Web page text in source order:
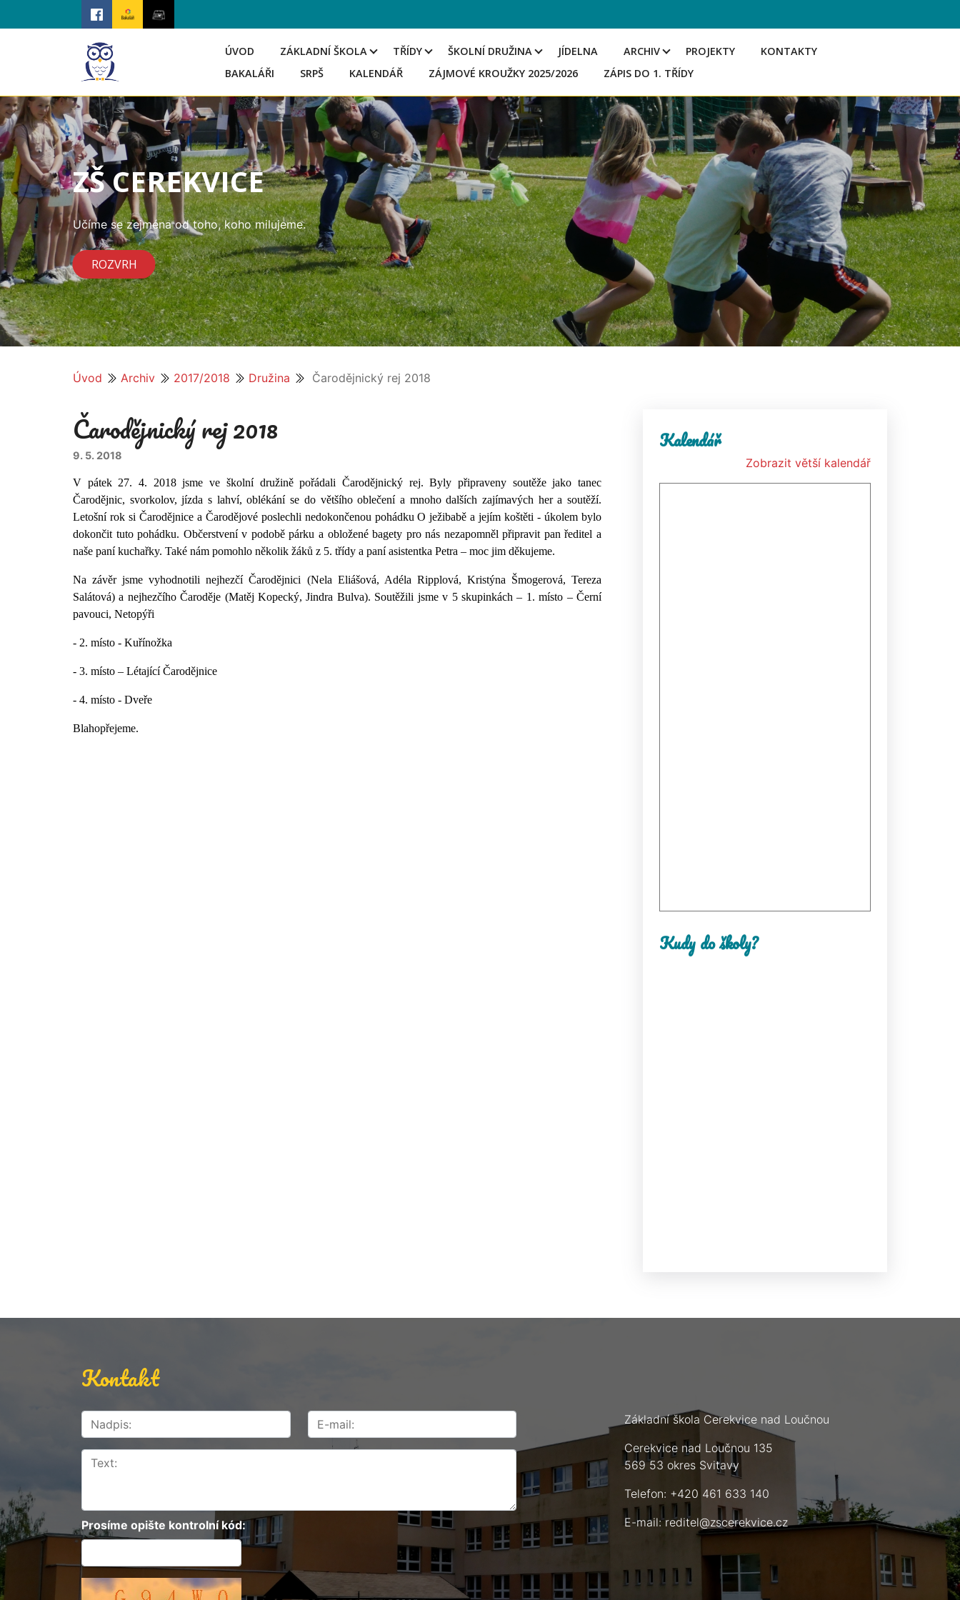
ÚVOD ZÁKLADNÍ ŠKOLA TŘÍDY ŠKOLNÍ DRUŽINA JÍDELNA ARCHIV PROJEKTY
KONTAKTY
BAKALÁŘI
SRPŠ KALENDÁŘ ZÁJMOVÉ KROUŽKY 2025/2026 ZÁPIS DO 1. TŘÍDY
ZŠ CEREKVICE
Učíme se zejména od toho, koho milujeme.
ROZVRH
Úvod Archiv 2017/2018 Družina Čarodějnický rej 2018
Čarodějnický rej 2018
9. 5. 2018
V pátek 27. 4. 2018 jsme ve školní družině pořádali Čarodějnický rej. Byly připraveny soutěže jako tanec
Čarodějnic, svorkolov, jízda s lahví, oblékání se do většího oblečení a mnoho dalších zajímavých her a soutěží.
Letošní rok si Čarodějnice a Čarodějové poslechli nedokončenou pohádku O ježibabě a jejím koštěti - úkolem bylo
dokončit tuto pohádku. Občerstvení v podobě párku a obložené bagety pro nás nezapomněl připravit pan ředitel a
naše paní kuchařky. Také nám pomohlo několik žáků z 5. třídy a paní asistentka Petra – moc jim děkujeme.
Na závěr jsme vyhodnotili nejhezčí Čarodějnici (Nela Eliášová, Adéla Ripplová, Kristýna Šmogerová, Tereza
Salátová) a nejhezčího Čaroděje (Matěj Kopecký, Jindra Bulva). Soutěžili jsme v 5 skupinkách – 1. místo – Černí
pavouci, Netopýři
- 2. místo - Kuřínožka
- 3. místo – Létající Čarodějnice
- 4. místo - Dveře
Blahopřejeme.
Kalendář
Zobrazit větší kalendář
Kudy do školy?
Kontakt
Prosíme opište kontrolní kód:
Základní škola Cerekvice nad Loučnou
Cerekvice nad Loučnou 135
569 53 okres Svitavy
Telefon: +420 461 633 140
E-mail:reditel@zscerekvice.cz